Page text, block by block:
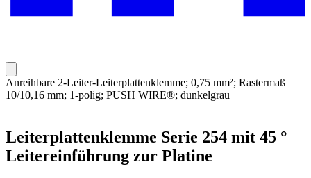
Anreihbare 2-Leiter-Leiterplattenklemme; 0,75 mm²; Rastermaß
10/10,16 mm; 1-polig; PUSH WIRE®; dunkelgrau
Leiterplattenklemme Serie 254 mit 45 °
Leitereinführung zur Platine